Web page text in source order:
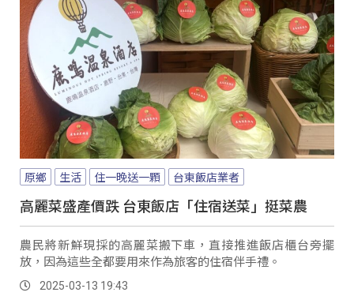
原鄉 生活 住一晚送一顆 台東飯店業者
高麗菜盛產價跌 台東飯店「住宿送菜」挺菜農
農民將新鮮現採的高麗菜搬下車，直接推進飯店櫃台旁擺
放，因為這些全都要用來作為旅客的住宿伴手禮。
2025-03-13 19:43